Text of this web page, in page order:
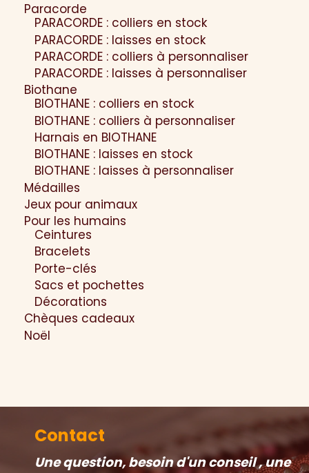
Paracorde
PARACORDE : colliers en stock
PARACORDE : laisses en stock
PARACORDE : colliers à personnaliser
PARACORDE : laisses à personnaliser
Biothane
BIOTHANE : colliers en stock
BIOTHANE : colliers à personnaliser
Harnais en BIOTHANE
BIOTHANE : laisses en stock
BIOTHANE : laisses à personnaliser
Médailles
Jeux pour animaux
Pour les humains
Ceintures
Bracelets
Porte-clés
Sacs et pochettes
Décorations
Chèques cadeaux
Noël
Contact
Une question, besoin d'un conseil , une